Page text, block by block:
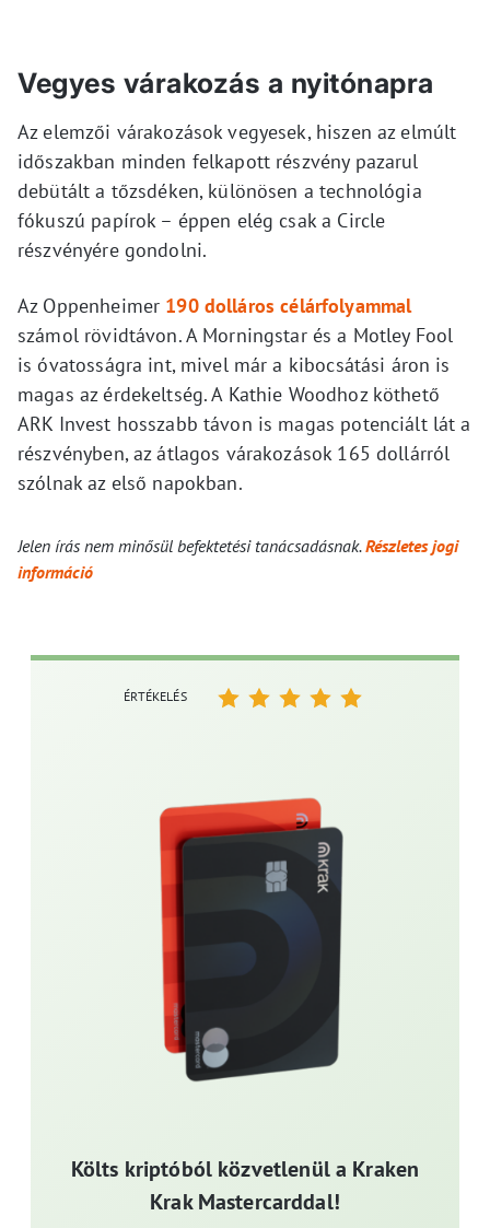
Vegyes várakozás a nyitónapra
Az elemzői várakozások vegyesek, hiszen az elmúlt
időszakban minden felkapott részvény pazarul
debütált a tőzsdéken, különösen a technológia
fókuszú papírok – éppen elég csak a Circle
részvényére gondolni.
Az Oppenheimer 190 dolláros célárfolyammal
számol rövidtávon. A Morningstar és a Motley Fool
is óvatosságra int, mivel már a kibocsátási áron is
magas az érdekeltség. A Kathie Woodhoz köthető
ARK Invest hosszabb távon is magas potenciált lát a
részvényben, az átlagos várakozások 165 dollárról
szólnak az első napokban.
Jelen írás nem minősül befektetési tanácsadásnak.Részletes jogi
információ
Költs kriptóból közvetlenül a Kraken
Krak Mastercarddal!
ÉRTÉKELÉS